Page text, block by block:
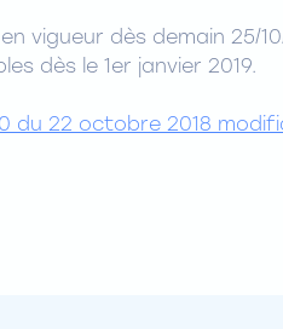
vigueur dès demain 25/
dès le 1er janvier 2019.
du 22 octobre 2018